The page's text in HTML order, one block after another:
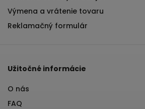
Výmena a vrátenie tovaru
Reklamačný formulár
Užitočné informácie
O nás
FAQ